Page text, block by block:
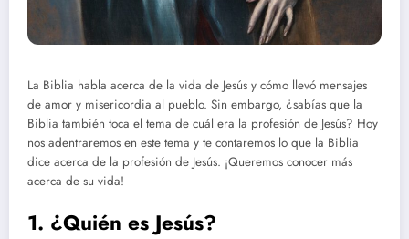
La Biblia habla acerca de la vida de Jesús y cómo llevó mensajes
de amor y misericordia al pueblo. Sin embargo, ¿sabías que la
Biblia también toca el tema de cuál era la profesión de Jesús? Hoy
nos adentraremos en este tema y te contaremos lo que la Biblia
dice acerca de la profesión de Jesús. ¡Queremos conocer más
acerca de su vida!
1. ¿Quién es Jesús?